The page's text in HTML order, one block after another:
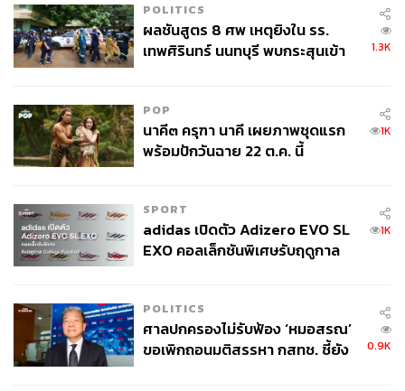
POLITICS
ผลชันสูตร 8 ศพ เหตุยิงใน รร.
เทพศิรินทร์ นนทบุรี พบกระสุนเข้า
1.3K
POP
นาคี๓ ครุฑา นาคี เผยภาพชุดแรก
พร้อมปักวันฉาย 22 ต.ค. นี้
1K
SPORT
adidas เปิดตัว Adizero EVO SL
EXO คอลเล็กชันพิเศษรับฤดูกาล
1K
POLITICS
ศาลปกครองไม่รับฟ้อง ‘หมอสรณ’
ขอเพิกถอนมติสรรหา กสทช. ชี้ยัง
0.9K